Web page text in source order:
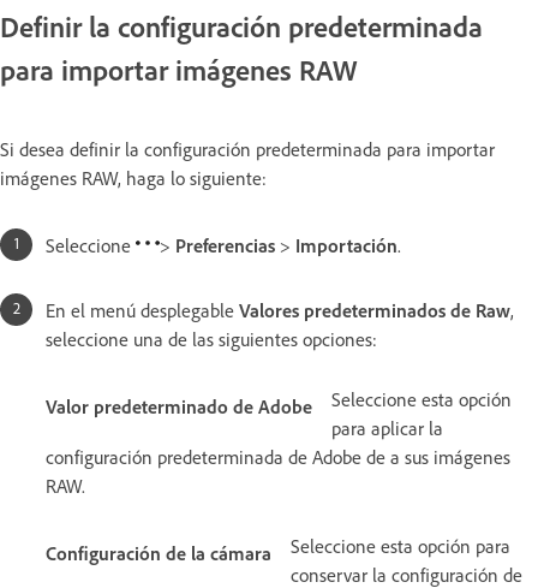
Definir la configuración predeterminada
para importar imágenes RAW
Si desea definir la configuración predeterminada para importar
imágenes RAW, haga lo siguiente:
Seleccione > Preferencias > Importación.
En el menú desplegable Valores predeterminados de Raw,
seleccione una de las siguientes opciones:
Valor predeterminado de Adobe
Seleccione esta opción
para aplicar la
configuración predeterminada de Adobe de a sus imágenes
RAW.
Configuración de la cámara
Seleccione esta opción para
conservar la configuración de